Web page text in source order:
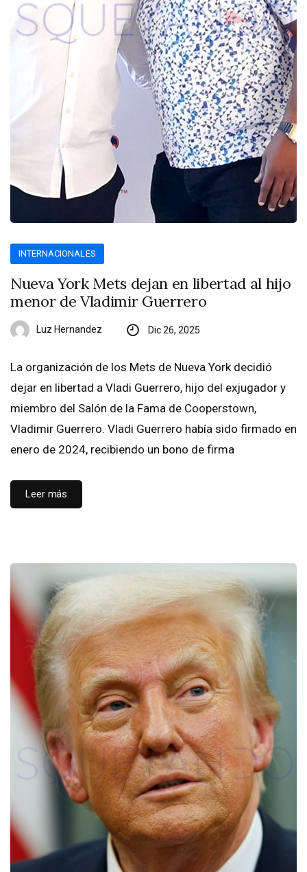
INTERNACIONALES
Nueva York Mets dejan en libertad al hijo
menor de Vladimir Guerrero
Luz Hernandez Dic 26, 2025
La organización de los Mets de Nueva York decidió
dejar en libertad a Vladi Guerrero, hijo del exjugador y
miembro del Salón de la Fama de Cooperstown,
Vladimir Guerrero. Vladi Guerrero había sido firmado en
enero de 2024, recibiendo un bono de firma
Leer más